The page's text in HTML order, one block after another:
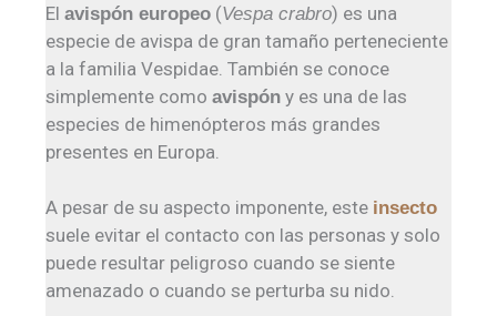
Elavispón europeo (Vespa crabro) es una
especie de avispa de gran tamaño perteneciente
a la familia Vespidae. También se conoce
simplemente comoavispón y es una de las
especies de himenópteros más grandes
presentes en Europa.
A pesar de su aspecto imponente, este insecto
suele evitar el contacto con las personas y solo
puede resultar peligroso cuando se siente
amenazado o cuando se perturba su nido.